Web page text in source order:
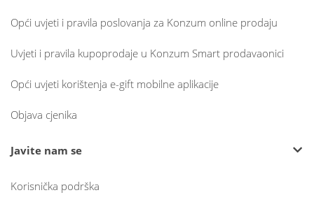
Opći uvjeti i pravila poslovanja za Konzum online prodaju
Uvjeti i pravila kupoprodaje u Konzum Smart prodavaonici
Opći uvjeti korištenja e-gift mobilne aplikacije
Objava cjenika
Javite nam se
Korisnička podrška